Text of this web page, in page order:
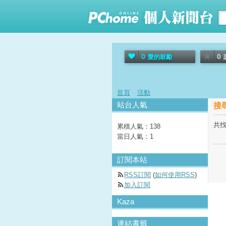
0 愛的鼓勵 0
首頁 活動
搜
共
站台人氣
累積人氣： 138
當日人氣： 1
訂閱本站
RSS訂閱 (如何使用RSS)
加入訂閱
Kaza
連結書籤